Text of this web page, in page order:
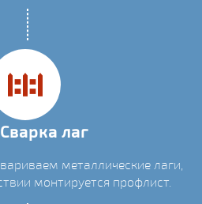
Сварка лаг
металлические лаги,
монтируется профлист.